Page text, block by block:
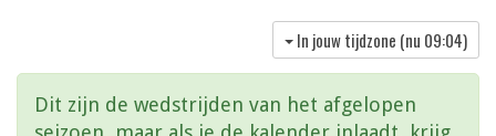
In jouw tijdzone (nu 09:04)
Dit zijn de wedstrijden van het afgelopen